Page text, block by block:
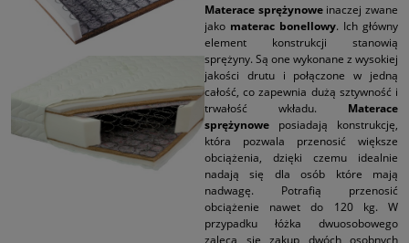
Materace sprężynoweinaczej zwane
jako materac bonellowy. Ich główny
element konstrukcji stanowią
sprężyny. Są one wykonane z wysokiej
jakości drutu i połączone w jedną
całość, co zapewnia dużą sztywność i
trwałość wkładu. Materace
sprężynowe posiadają konstrukcję,
która pozwala przenosić większe
obciążenia, dzięki czemu idealnie
nadają się dla osób które mają
nadwagę. Potrafią przenosić
obciążenie nawet do 120 kg. W
przypadku łóżka dwuosobowego
zaleca się zakup dwóch osobnych